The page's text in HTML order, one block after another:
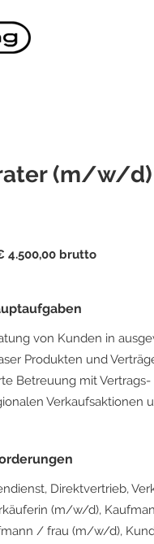
(m/w/d)
4.500,00 brutto
von Kunden in
Produkten und
Betreuung mit
Verkaufsaktionen
Direktvertrieb,
(m/w/d),
/ frau (m/w/d),